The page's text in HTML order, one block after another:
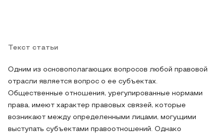
Текст статьи
Одним из основополагающих вопросов любой правовой
отрасли является вопрос о ее субъектах.
Общественные отношения, урегулированные нормами
права, имеют характер правовых связей, которые
возникают между определенными лицами, могущими
выступать субъектами правоотношений. Однако